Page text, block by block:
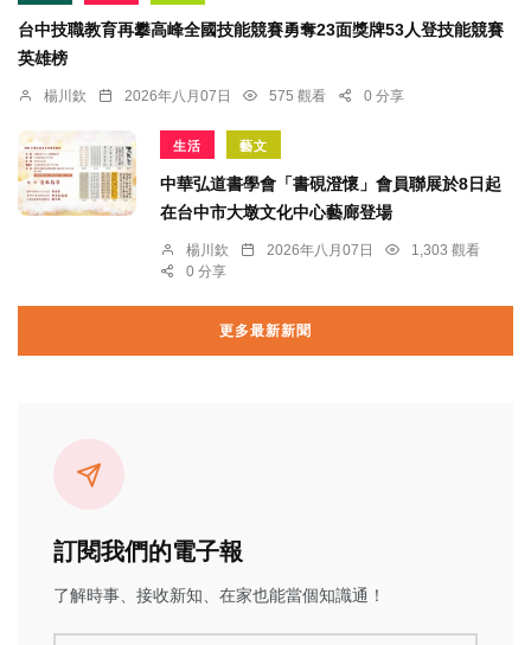
台中技職教育再攀高峰全國技能競賽勇奪23面獎牌53人登技能競賽
英雄榜
楊川欽 2026年八月07日 575 觀看 0 分享
生活 藝文
中華弘道書學會「書硯澄懷」會員聯展於8日起
在台中市大墩文化中心藝廊登場
楊川欽 2026年八月07日
1,303 觀看
0 分享
更多最新新聞
訂閱我們的電子報
了解時事、接收新知、在家也能當個知識通！